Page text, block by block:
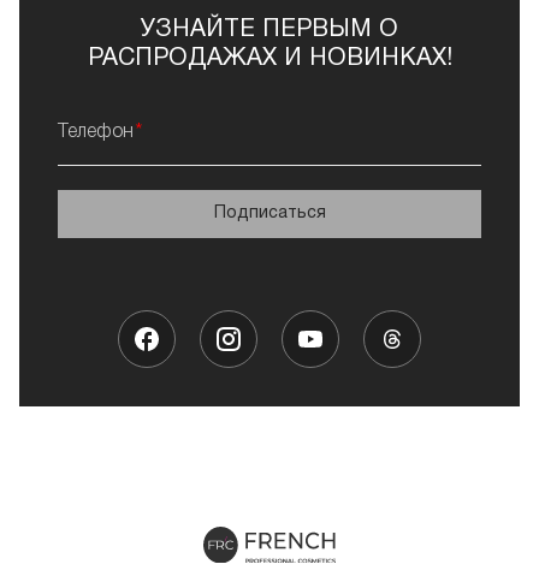
УЗНАЙТЕ ПЕРВЫМ О
РАСПРОДАЖАХ И НОВИНКАХ!
Телефон
Подписаться